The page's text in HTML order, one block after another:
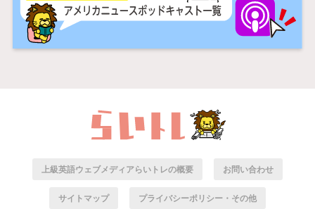
上級英語ウェブメディアらいトレの概要 お問い合わせ
サイトマップ プライバシーポリシー・その他